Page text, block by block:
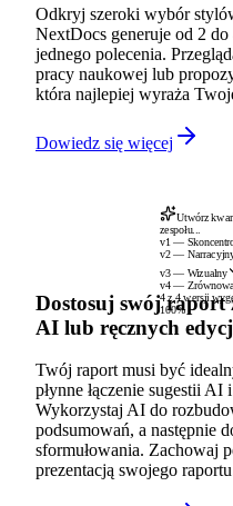
Odkryj szeroki wybór
NextDocs generuje od 2
jednego polecenia.
pracy naukowej lub
która najlepiej wyraża
Dowiedz się więcej
Utwórz
zespołu...
v1 —
v2 —
v3 — Wizualny
v4 —
4 z 4 wersji
100%
Dostosuj swój raport
AI lub ręcznych
Twój raport musi być
płynne łączenie sugestii
Wykorzystaj AI do
podsumowań, a następnie
sformułowania. Zachowaj
prezentacją swojego